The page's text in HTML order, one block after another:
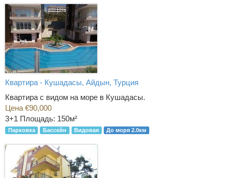
Квартира - Кушадасы, Айдын, Турция
Квартира с видом на море в Кушадасы.
Цена €90,000
3+1 Площадь: 150м²
Парковка Бассейн Видовая До моря 2.0км